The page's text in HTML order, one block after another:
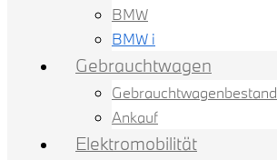
BMW
BMW i
Gebrauchtwagen
Gebrauchtwagenbestand
Ankauf
Elektromobilität